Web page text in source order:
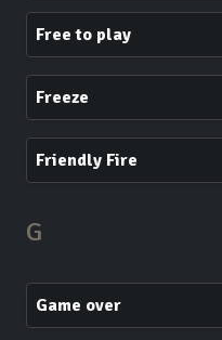
Free to play
Freeze
Friendly Fire
G
Game over